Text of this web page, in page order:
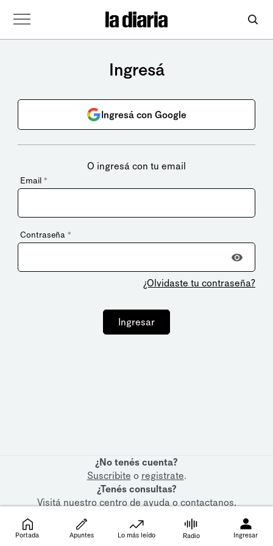
Ingresá
Ingresá con Google
O ingresá con tu email
Email *
Contraseña *
¿Olvidaste tu contraseña?
Ingresar
¿No tenés cuenta?
Suscribite o registrate.
¿Tenés consultas?
Visitá nuestrocentro de ayudaocontactanos.
Portada Apuntes Lo más leído Radio Ingresar